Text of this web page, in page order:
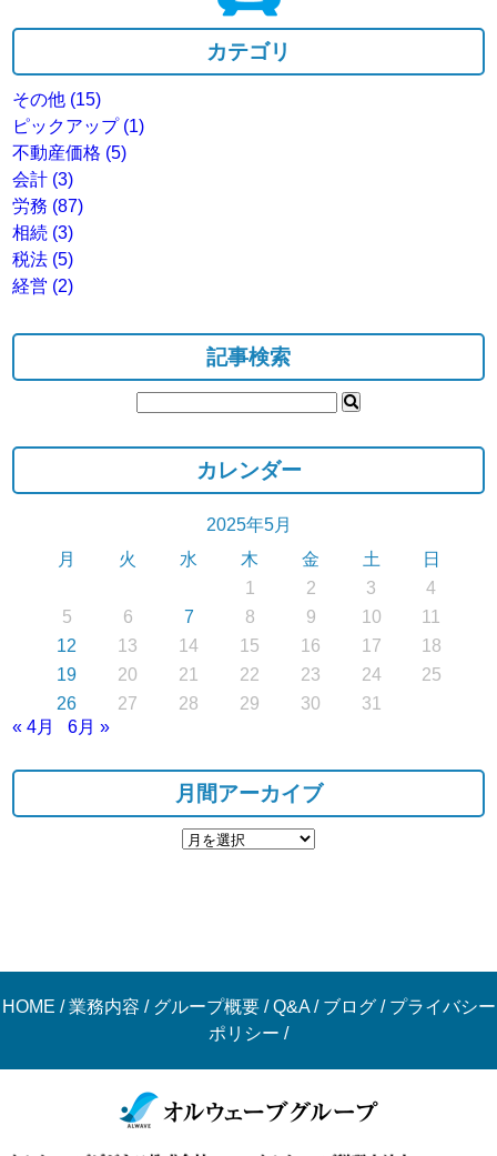
カテゴリ
その他 (15)
ピックアップ (1)
不動産価格 (5)
会計 (3)
労務 (87)
相続 (3)
税法 (5)
経営 (2)
記事検索
カレンダー
2025年5月
月
火 水 木 金 土
日
1
2 3
4
5
6 7 8 9 10
11
12
13 14 15 16 17
18
19
20 21 22 23 24
25
26
27 28 29 30
31
« 4月
6月 »
月間アーカイブ
HOME /業務内容 / グループ概要/Q&A/ ブログ/ プライバシー
ポリシー /